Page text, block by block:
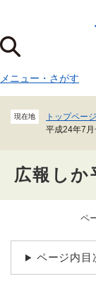
ジ
の
頭
で
メニュー ・ さがす
現在地 トップページ
平成24年7月
広報しか
文
ペ
ページ内目